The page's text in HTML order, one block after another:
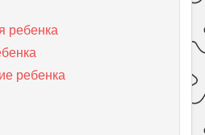
ребенка
ребенка